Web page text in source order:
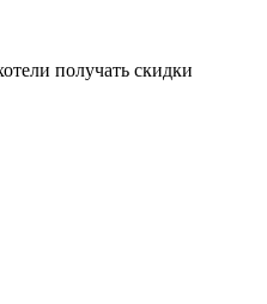
получать скидки